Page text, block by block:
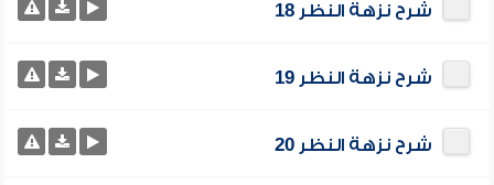
شرح نزهة النظر 18
شرح نزهة النظر 19
شرح نزهة النظر 20